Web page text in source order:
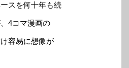
スを何十年も続
4コマ漫画の
容易に想像が